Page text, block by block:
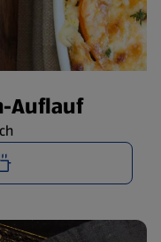
Auflauf